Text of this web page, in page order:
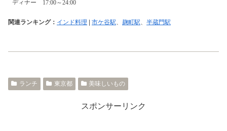
関連ランキング： インド料理 | 市ケ谷駅、 麹町駅、 半蔵門駅
ランチ 東京都 美味しいもの
スポンサーリンク